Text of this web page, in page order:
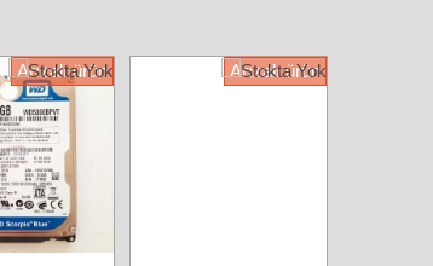
Arızalı ürün Arızalı ürün